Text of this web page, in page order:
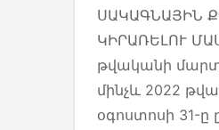
ՍԱԿԱԳՆԱՅԻՆ
ԿԻՐԱՌԵԼՈՒ
թվականի
մինչև 2022
օգոստոսի 31-ը